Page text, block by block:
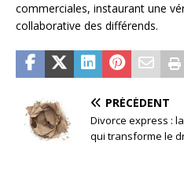
commerciales, instaurant une
collaborative des différends.
PRÉCÉDENT
Divorce express :
qui transforme le